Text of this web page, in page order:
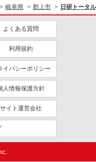
岐阜県 郡上市 日研トータ
よくある質問
利用規約
イバシーポリシー
人情報保護方針
サイト運営会社